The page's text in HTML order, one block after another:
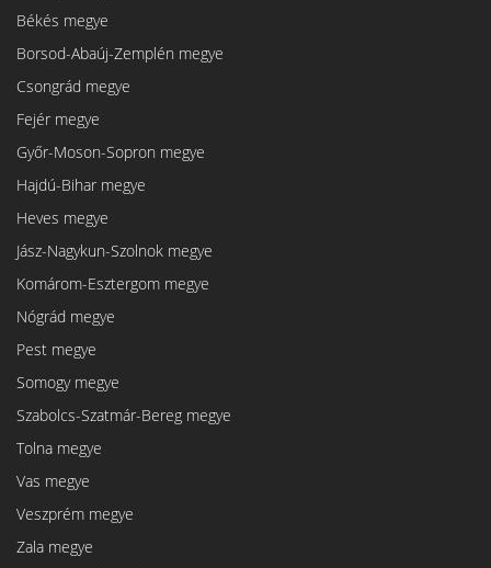
Békés megye
Borsod-Abaúj-Zemplén megye
Csongrád megye
Fejér megye
Győr-Moson-Sopron megye
Hajdú-Bihar megye
Heves megye
Jász-Nagykun-Szolnok megye
Komárom-Esztergom megye
Nógrád megye
Pest megye
Somogy megye
Szabolcs-Szatmár-Bereg megye
Tolna megye
Vas megye
Veszprém megye
Zala megye